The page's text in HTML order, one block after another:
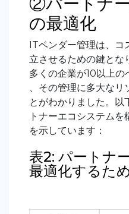
の最適化
ITベンダー管理は、
立させるための鍵とな
多くの企業が10以上の
、その管理に多大なリ
とがわかりました。以
トナーエコシステム
を示しています：
表2: パートナ
最適化するた